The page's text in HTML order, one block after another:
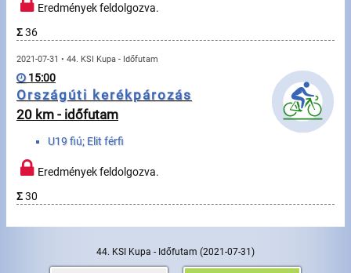
Saját sportolók
Sportágak
Kerékpározás
Multisportok
Eredmények feldolgozva.
Σ36
2021-07-31 • 44. KSI Kupa - Időfutam
15:00
Országúti kerékpározás
20 km - időfutam
U19 fiú; Elit férfi
Eredmények feldolgozva.
Σ30
44. KSI Kupa - Időfutam (2021-07-31)